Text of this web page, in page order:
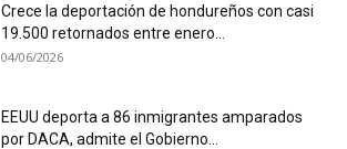
Crece la deportación de hondureños con casi
19.500 retornados entre enero...
04/06/2026
EEUU deporta a 86 inmigrantes amparados
por DACA, admite el Gobierno...